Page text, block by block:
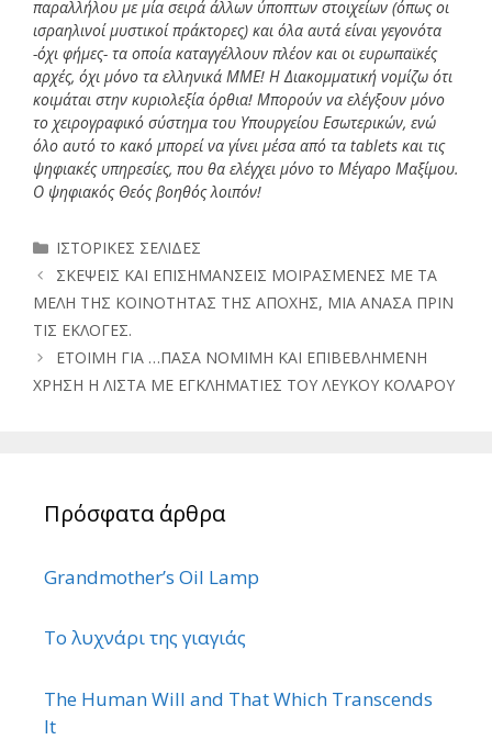
παραλλήλου με μία σειρά άλλων ύποπτων στοιχείων (όπως οι
ισραηλινοί μυστικοί πράκτορες) και όλα αυτά είναι γεγονότα
-όχι φήμες- τα οποία καταγγέλλουν πλέον και οι ευρωπαϊκές
αρχές, όχι μόνο τα ελληνικά ΜΜΕ! Η Διακομματική νομίζω ότι
κοιμάται στην κυριολεξία όρθια! Μπορούν να ελέγξουν μόνο
το χειρογραφικό σύστημα του Υπουργείου Εσωτερικών, ενώ
όλο αυτό το κακό μπορεί να γίνει μέσα από τα tablets και τις
ψηφιακές υπηρεσίες, που θα ελέγχει μόνο το Μέγαρο Μαξίμου.
Ο ψηφιακός Θεός βοηθός λοιπόν!
Κατηγορίες
ΙΣΤΟΡΙΚΕΣ ΣΕΛΙΔΕΣ
ΣΚΕΨΕΙΣ ΚΑΙ ΕΠΙΣΗΜΑΝΣΕΙΣ ΜΟΙΡΑΣΜΕΝΕΣ ΜΕ ΤΑ
ΜΕΛΗ ΤΗΣ ΚΟΙΝΟΤΗΤΑΣ ΤΗΣ ΑΠΟΧΗΣ, ΜΙΑ ΑΝΑΣΑ ΠΡΙΝ
ΤΙΣ ΕΚΛΟΓΕΣ.
ΕΤΟΙΜΗ ΓΙΑ …ΠΑΣΑ ΝΟΜΙΜΗ ΚΑΙ ΕΠΙΒΕΒΛΗΜΕΝΗ
ΧΡΗΣΗ Η ΛΙΣΤΑ ΜΕ ΕΓΚΛΗΜΑΤΙΕΣ ΤΟΥ ΛΕΥΚΟΥ ΚΟΛΑΡΟΥ
Πρόσφατα άρθρα
Grandmother’s Oil Lamp
Το λυχνάρι της γιαγιάς
The Human Will and That Which Transcends
It